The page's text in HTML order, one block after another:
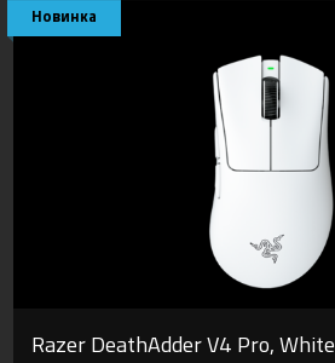
Новинка
Razer DeathAdder V4 Pro, White